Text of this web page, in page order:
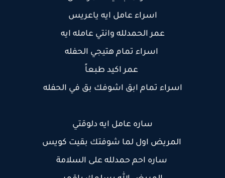
اسراء عامل ايه ياعريس
عمر الحمدلله وانتي عامله ايه
اسراء تمام هتيجي الحفله
عمر اكيد طبعاً
اسراء تمام ابق اشوفك بق في الحفله
ساره عامل ايه دلوقتي
المريض اول لما شوفتك بقيت كويس
ساره احم حمدلله على السلامة